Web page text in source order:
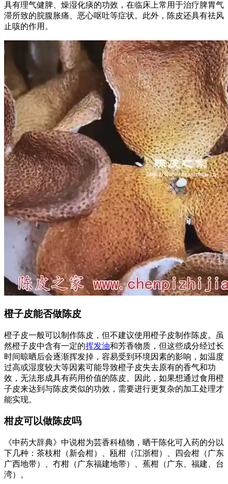
具有理气健脾、燥湿化痰的功效，在临床上常用于治疗脾胃气
滞所致的脘腹胀痛、恶心呕吐等症状。此外，陈皮还具有祛风
止咳的作用。
橙子皮能否做陈皮
橙子皮一般可以制作陈皮，但不建议使用橙子皮制作陈皮。虽
然橙子皮中含有一定的挥发油和芳香物质，但这些成分经过长
时间晾晒后会逐渐挥发掉，容易受到环境因素的影响，如温度
过高或湿度较大等因素可能导致橙子皮失去原有的香气和功
效，无法形成具有药用价值的陈皮。因此，如果想通过食用橙
子皮来达到与陈皮类似的功效，需要进行更复杂的加工处理才
能实现。
柑皮可以做陈皮吗
《中药大辞典》中说柑为芸香科植物，晒干陈化可入药的分以
下几种：茶枝柑（新会柑）、瓯柑（江浙柑）、四会柑（广东
广西地带）、冇柑（广东福建地带）、蕉柑（广东、福建、台
湾）。